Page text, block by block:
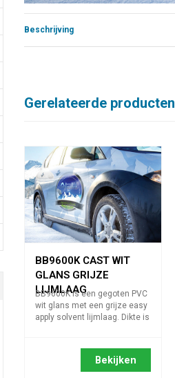
Beschrijving
Gerelateerde producten
BB9600K CAST WIT
GLANS GRIJZE
LIJMLAAG
BB9600K is een gegoten PVC
wit glans met een grijze easy
apply solvent lijmlaag. Dikte is
Bekijken